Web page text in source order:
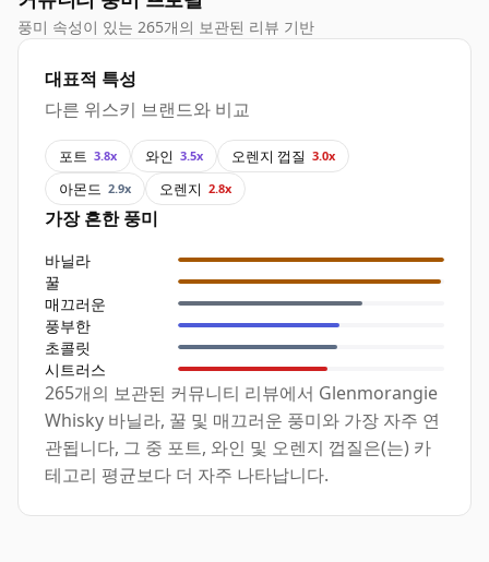
풍미 속성이 있는 265개의 보관된 리뷰 기반
대표적 특성
다른 위스키 브랜드와 비교
포트 3.8x 와인 3.5x 오렌지 껍질 3.0x
아몬드 2.9x 오렌지 2.8x
가장 흔한 풍미
바닐라
꿀
매끄러운
풍부한
초콜릿
시트러스
265개의 보관된 커뮤니티 리뷰에서 Glenmorangie
Whisky 바닐라, 꿀 및 매끄러운 풍미와 가장 자주 연
관됩니다, 그 중 포트, 와인 및 오렌지 껍질은(는) 카
테고리 평균보다 더 자주 나타납니다.